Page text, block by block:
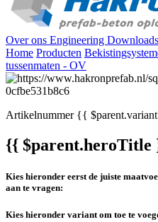
Over ons Engineering Downloads
Home Producten
tussenmaten - OV
Artikelnummer{{
{{ $parent.heroTitle
Kies hieronder eerst de juiste
aan te vragen:
Kies hieronder variant om toe te